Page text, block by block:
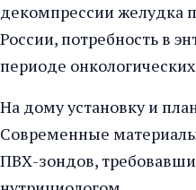
декомпрессии желудка
России, потребность в
периоде
На дому установку и
Современные материалы
ПВХ-зондов,